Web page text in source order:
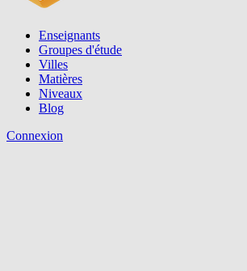
Enseignants
Groupes d'étude
Villes
Matières
Niveaux
Blog
Connexion